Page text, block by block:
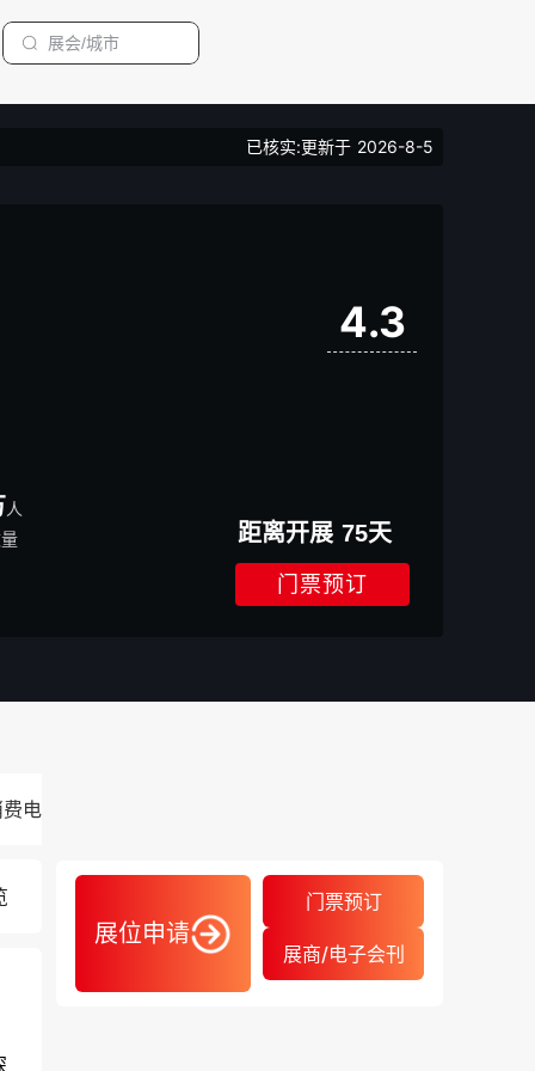
已核实:更新于 2026-8-5
人
4.3
距离开展 75天
门票预订
电子展秋季
展位申请
门票预订
展商/电子会刊